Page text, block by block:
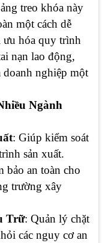
treo khóa này
một cách dễ
hóa quy trình
nạn lao động,
doanh nghiệp một
Ngành
: Giúp kiểm soát
sản xuất.
bảo an toàn cho
trường xây
Trữ: Quản lý chặt
các nguy cơ an